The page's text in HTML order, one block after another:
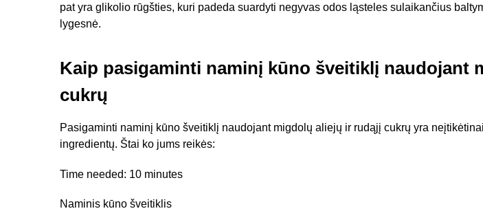
pat yra glikolio rūgšties, kuri padeda suardyti negyvas odos ląsteles sulaikančius
lygesnė.
Kaip pasigaminti naminį kūno šveitiklį naudojant
cukrų
Pasigaminti naminį kūno šveitiklį naudojant migdolų aliejų ir rudąjį cukrų yra
ingredientų. Štai ko jums reikės:
Time needed: 10 minutes
Naminis kūno šveitiklis